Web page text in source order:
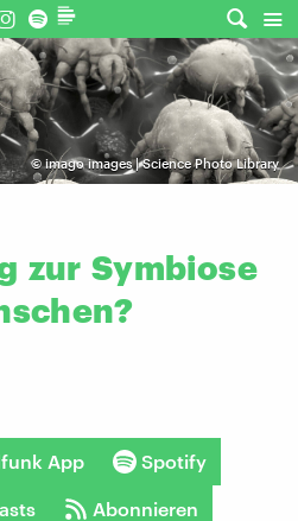
©imago images | Science Photo Library
zur Symbiose
App Spotify
Abonnieren